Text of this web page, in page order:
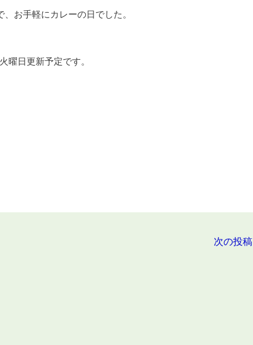
お手軽にカレーの日でした。
曜日更新予定です。
次の投稿